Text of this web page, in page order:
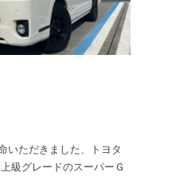
いただきました、トヨタ
級グレードのスーパーＧ